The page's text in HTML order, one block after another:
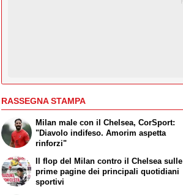
RASSEGNA STAMPA
Milan male con il Chelsea, CorSport:
"Diavolo indifeso. Amorim aspetta
rinforzi"
Il flop del Milan contro il Chelsea sulle
prime pagine dei principali quotidiani
sportivi